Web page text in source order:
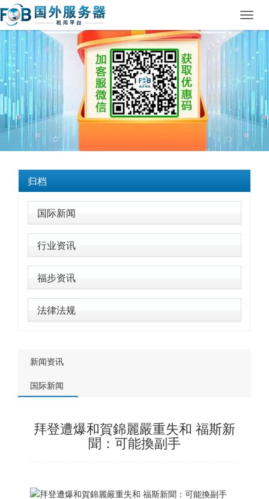
归档
国际新闻
行业资讯
福步资讯
法律法规
新闻资讯
国际新闻
拜登遭爆和賀錦麗嚴重失和 福斯新
聞：可能換副手